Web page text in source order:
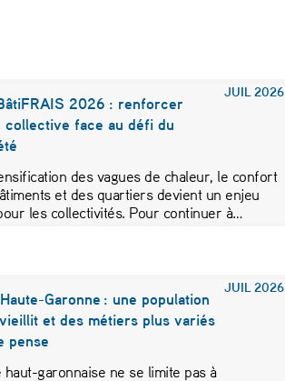
JUIL 2026
2026 : renforcer
collective face au défi du
des vagues de chaleur, le confort
et des quartiers devient un enjeu
les collectivités. Pour continuer à…
JUIL 2026
Garonne : une population
et des métiers plus variés
pense
haut-garonnaise ne se limite pas à